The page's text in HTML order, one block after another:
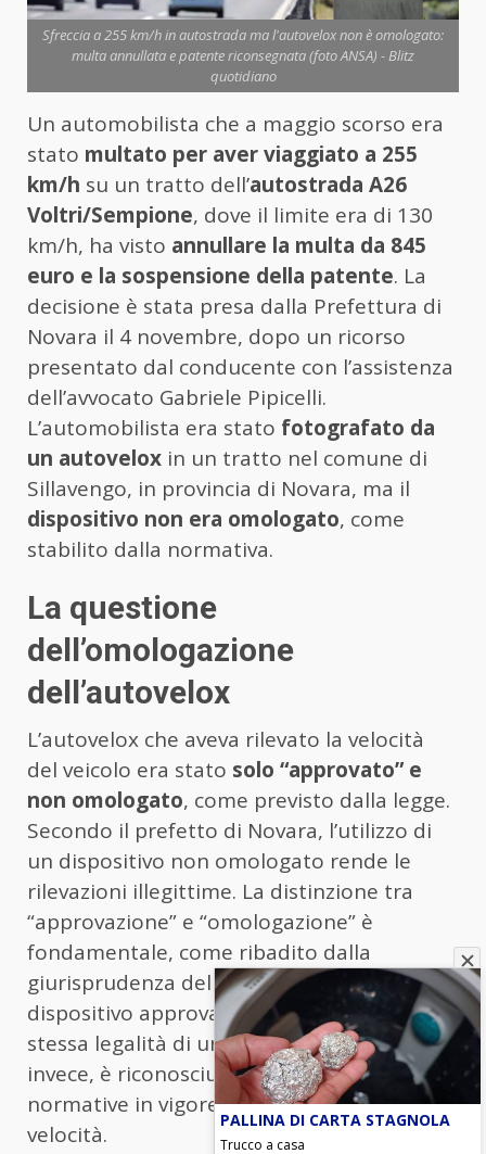
Sfreccia a 255 km/h in autostrada ma l'autovelox non è omologato:
multa annullata e patente riconsegnata (foto ANSA) - Blitz
quotidiano
Un automobilista che a maggio scorso era
stato multato per aver viaggiato a 255
km/h su un tratto dell’autostrada A26
Voltri/Sempione, dove il limite era di 130
km/h, ha visto annullare la multa da 845
euro e la sospensione della patente. La
decisione è stata presa dalla Prefettura di
Novara il 4 novembre, dopo un ricorso
presentato dal conducente con l’assistenza
dell’avvocato Gabriele Pipicelli.
L’automobilista era stato fotografato da
un autovelox in un tratto nel comune di
Sillavengo, in provincia di Novara, ma il
dispositivo non era omologato, come
stabilito dalla normativa.
La questione
dell’omologazione
dell’autovelox
L’autovelox che aveva rilevato la velocità
del veicolo era stato solo “approvato” e
non omologato, come previsto dalla legge.
Secondo il prefetto di Novara, l’utilizzo di
un dispositivo non omologato rende le
rilevazioni illegittime. La distinzione tra
“approvazione” e “omologazione” è
fondamentale, come ribadito dalla
giurisprudenza della Cassazione. Un
dispositivo approvato non garantisce la
stessa legalità di uno omologato, il quale,
invece, è riconosciuto come conforme alle
normative in vigore per le misurazioni della
velocità.
PALLINA DI CARTA STAGNOLA
Trucco a casa